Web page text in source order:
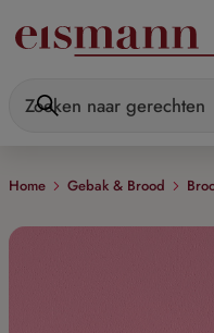
Home Gebak & Brood